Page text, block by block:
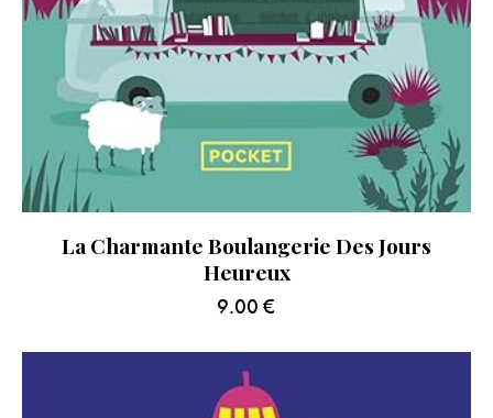
La Charmante Boulangerie Des Jours
Heureux
9.00 €